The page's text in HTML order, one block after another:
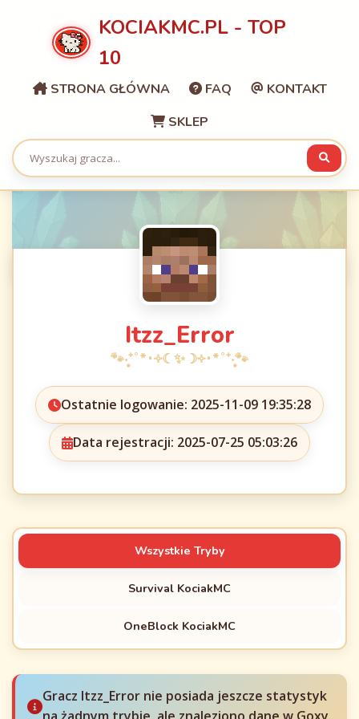
KOCIAKMC.PL - TOP
10
STRONA GŁÓWNA FAQ
KONTAKT
SKLEP
Itzz_Error
Ostatnie logowanie: 2025-11-09 19:35:28
Data rejestracji: 2025-07-25 05:03:26
Wszystkie Tryby
Survival KociakMC
OneBlock KociakMC
Gracz Itzz_Error nie posiada jeszcze statystyk